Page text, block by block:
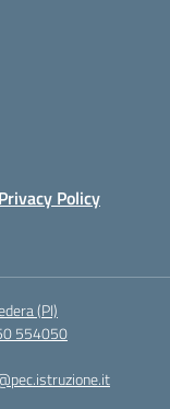
Privacy Policy
(PI)
554050